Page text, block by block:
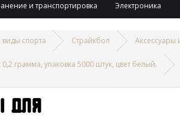
и транспортировка Электроника
спорта Страйкбол Аксессуары
грамма, упаковка 5000 штук, цвет белый.